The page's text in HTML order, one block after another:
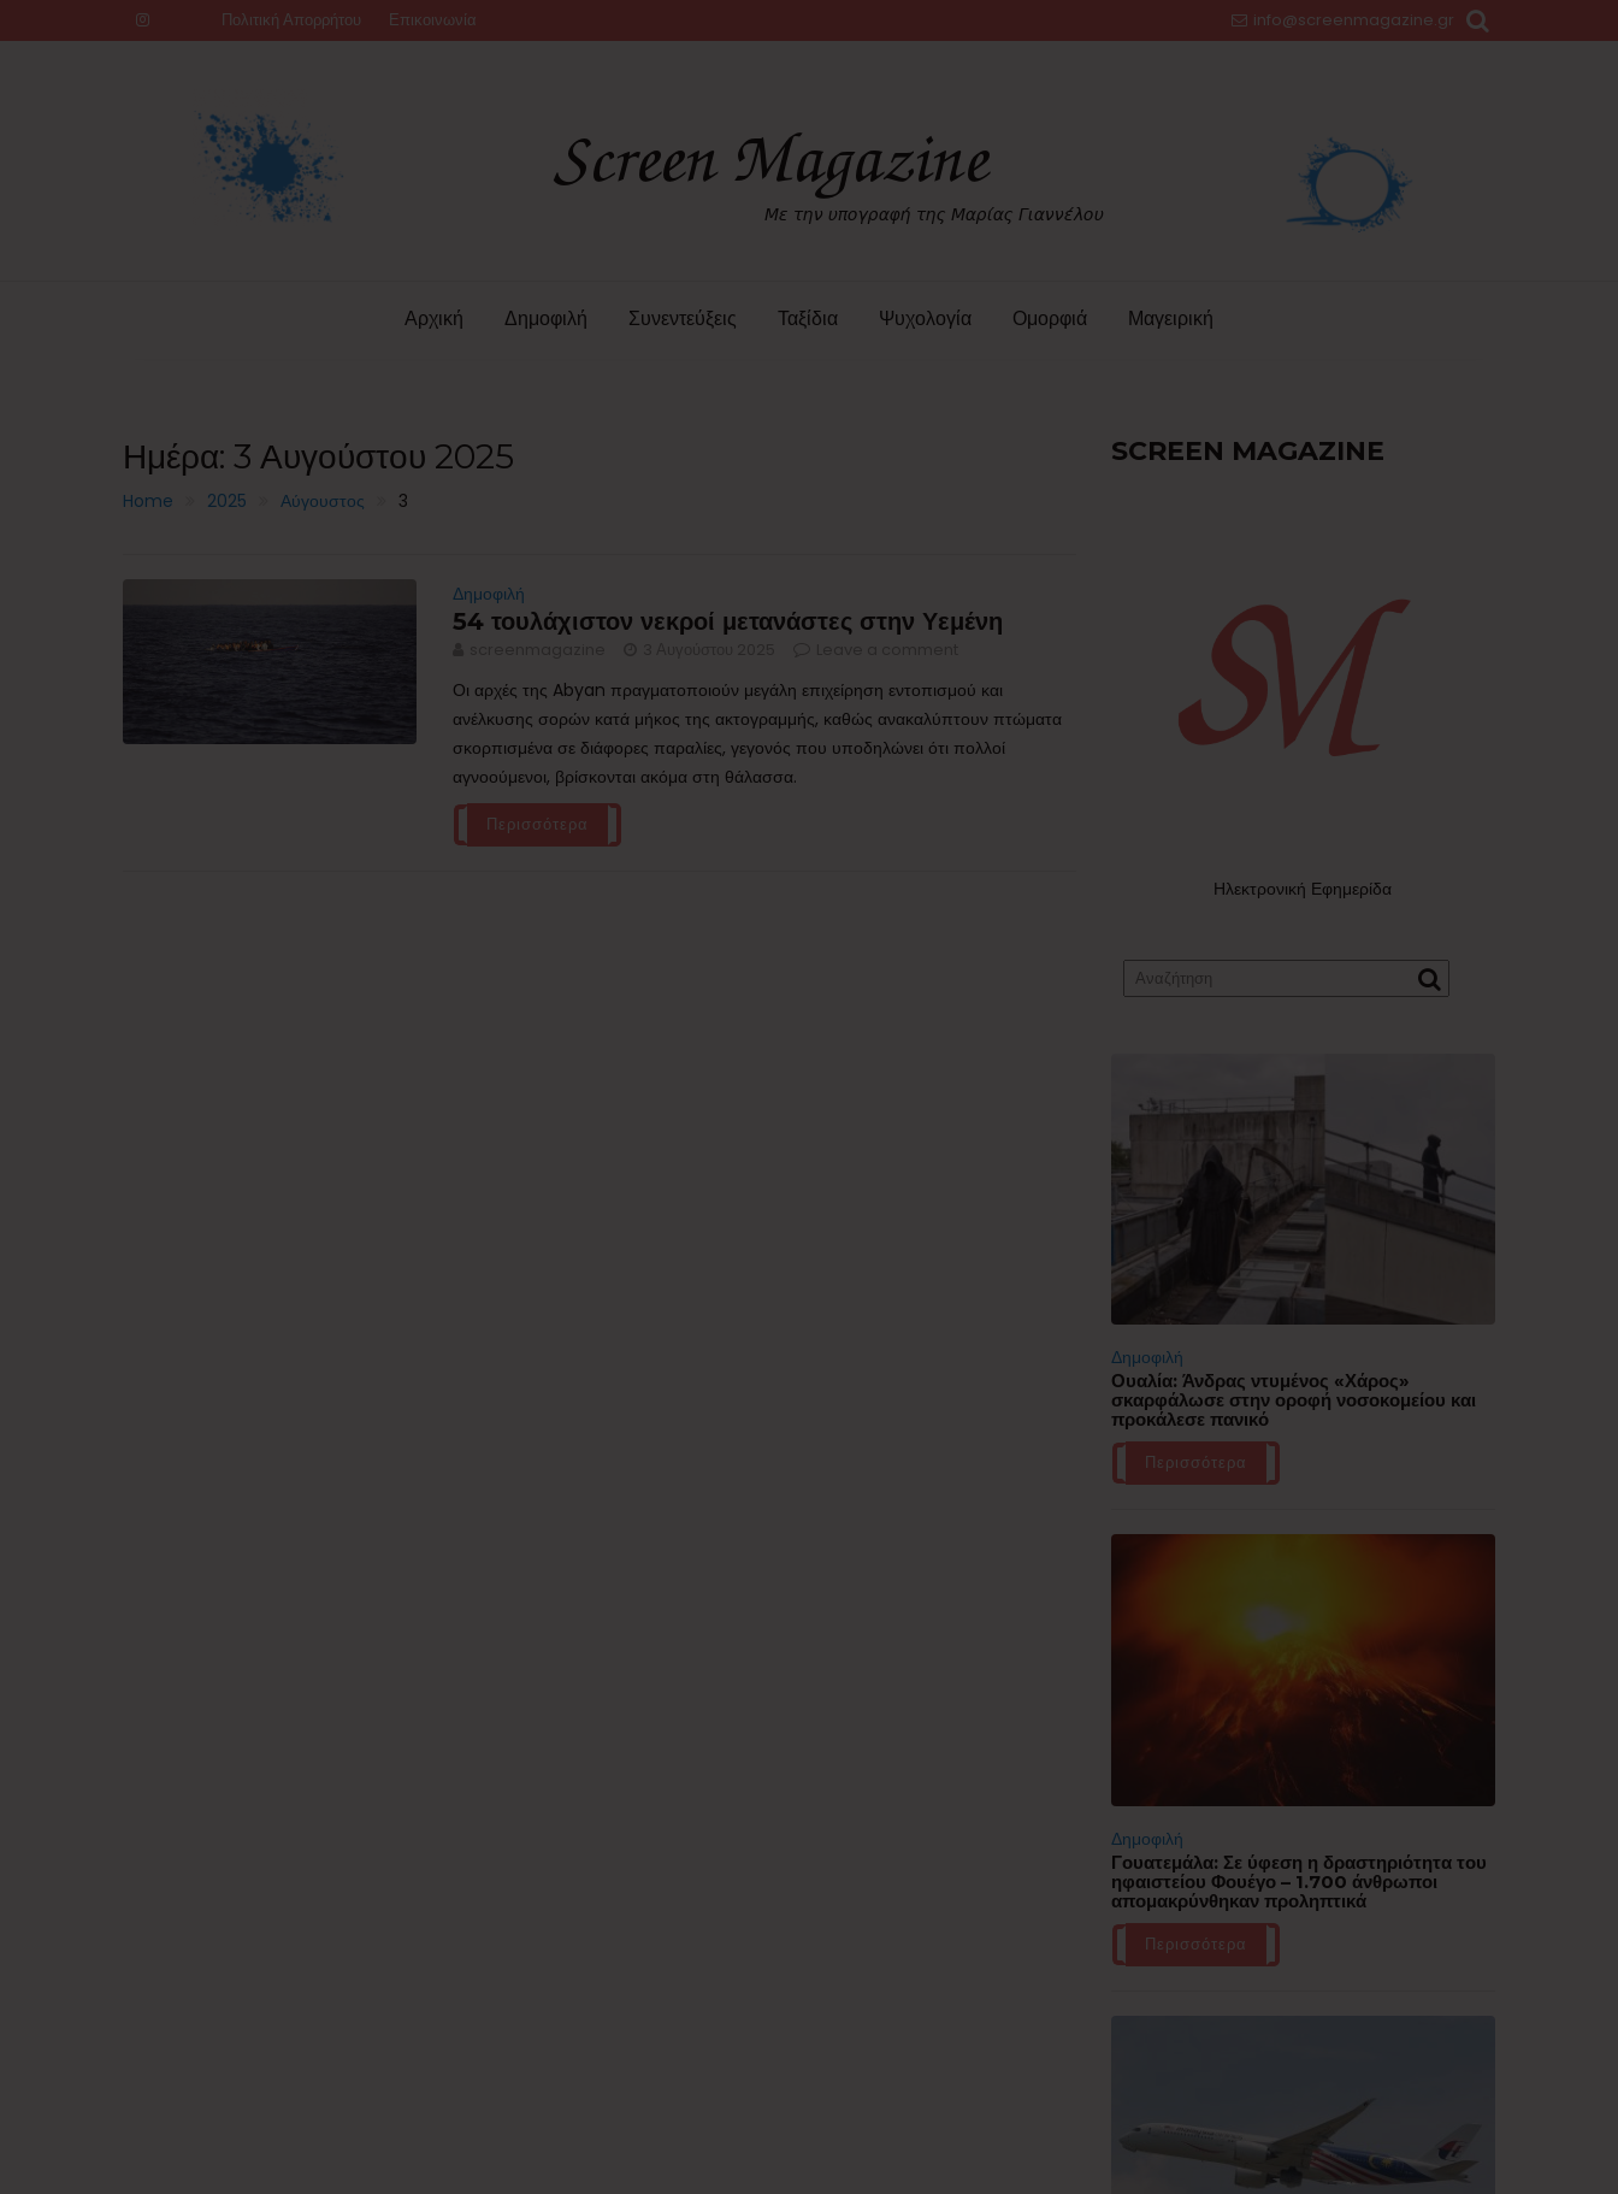
to
Πολιτική Απορρήτου Επικοινωνία info@screenmagazine.gr
Αρχική Δημοφιλή Συνεντεύξεις Ταξίδια Ψυχολογία Ομορφιά Μαγειρική
Ημέρα: 3 Αυγούστου 2025
Home 2025 Αύγουστος 3
Δημοφιλή
54 τουλάχιστον νεκροί μετανάστες στην Υεμένη
Οι αρχές της Abyan πραγματοποιούν μεγάλη επιχείρηση εντοπισμού και
ανέλκυσης σορών κατά μήκος της ακτογραμμής, καθώς ανακαλύπτουν πτώματα
σκορπισμένα σε διάφορες παραλίες, γεγονός που υποδηλώνει ότι πολλοί
αγνοούμενοι, βρίσκονται ακόμα στη θάλασσα.
Περισσότερα
SCREEN MAGAZINE
Ηλεκτρονική Εφημερίδα
Δημοφιλή
Ουαλία: Άνδρας ντυμένος «Χάρος»
σκαρφάλωσε στην οροφή νοσοκομείου και
προκάλεσε πανικό
Περισσότερα
Δημοφιλή
Γουατεμάλα: Σε ύφεση η δραστηριότητα του
ηφαιστείου Φουέγο – 1.700 άνθρωποι
απομακρύνθηκαν προληπτικά
Περισσότερα